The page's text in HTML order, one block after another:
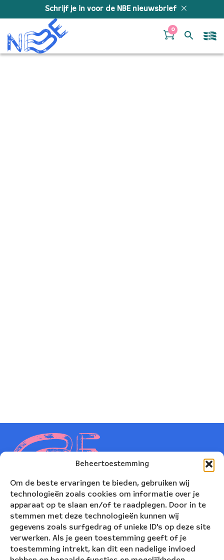
Beheertoestemming
Om de beste ervaringen te bieden, gebruiken wij
technologieën zoals cookies om informatie over je
apparaat op te slaan en/of te raadplegen. Door in te
stemmen met deze technologieën kunnen wij
gegevens zoals surfgedrag of unieke ID's op deze site
verwerken. Als je geen toestemming geeft of je
toestemming intrekt, kan dit een nadelige invloed
Schrijf je in voor de NBE nieuwsbrief
0
Nederlands Blazers Ensemble